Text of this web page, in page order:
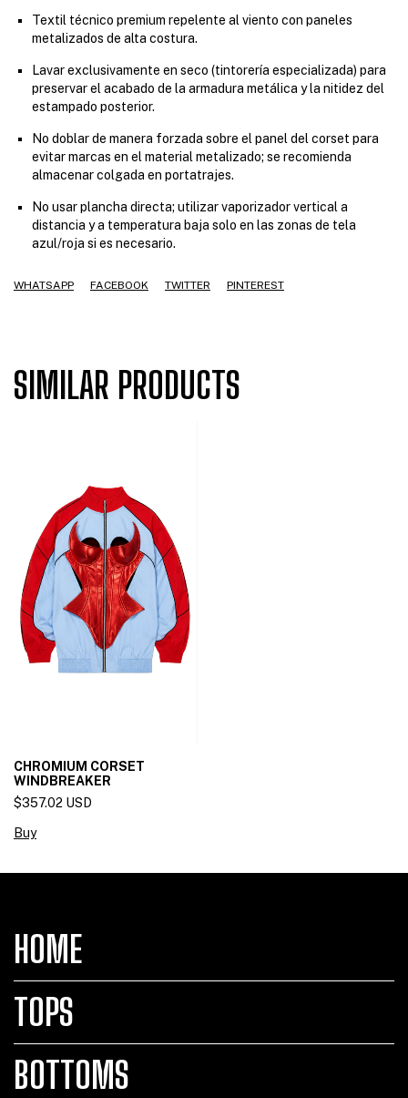
Textil técnico premium repelente al viento con paneles
metalizados de alta costura.
Lavar exclusivamente en seco (tintorería especializada) para
preservar el acabado de la armadura metálica y la nitidez del
estampado posterior.
No doblar de manera forzada sobre el panel del corset para
evitar marcas en el material metalizado; se recomienda
almacenar colgada en portatrajes.
No usar plancha directa; utilizar vaporizador vertical a
distancia y a temperatura baja solo en las zonas de tela
azul/roja si es necesario.
WHATSAPP FACEBOOK TWITTER PINTEREST
SIMILAR PRODUCTS
CHROMIUM CORSET
WINDBREAKER
$357.02 USD
Buy
HOME
TOPS
BOTTOMS